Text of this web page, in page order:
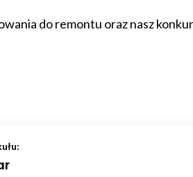
do remontu oraz nasz